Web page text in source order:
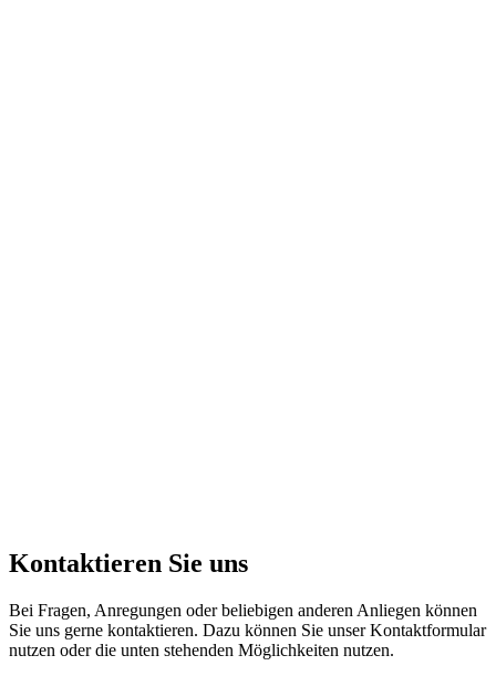
Kontaktieren Sie uns
Bei Fragen, Anregungen oder beliebigen anderen Anliegen können
Sie uns gerne kontaktieren. Dazu können Sie unser Kontaktformular
nutzen oder die unten stehenden Möglichkeiten nutzen.